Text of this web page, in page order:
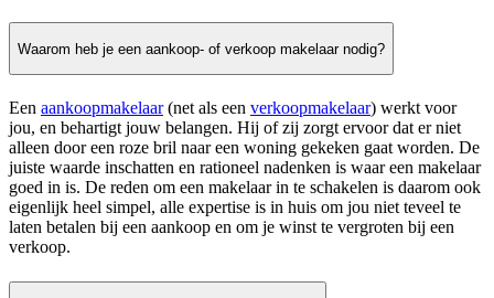
Waarom heb je een aankoop- of verkoop makelaar nodig?
Een aankoopmakelaar(net als een verkoopmakelaar) werkt voor
jou, en behartigt jouw belangen. Hij of zij zorgt ervoor dat er niet
alleen door een roze bril naar een woning gekeken gaat worden. De
juiste waarde inschatten en rationeel nadenken is waar een makelaar
goed in is. De reden om een makelaar in te schakelen is daarom ook
eigenlijk heel simpel, alle expertise is in huis om jou niet teveel te
laten betalen bij een aankoop en om je winst te vergroten bij een
verkoop.